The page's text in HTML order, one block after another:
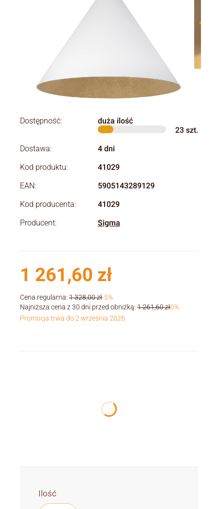
Dostępność:
duża ilość
23 szt.
Dostawa:
4 dni
Kod produktu:
41029
EAN:
5905143289129
Kod producenta:
41029
Producent:
Sigma
1 261,60 zł
Cena regularna: 1 328,00 zł-5%
Najniższa cena z 30 dni przed obniżką: 1 261,60 zł0%
Promocja trwa do 2 września 2026
Vesuvio ilość żarówek
Ilość